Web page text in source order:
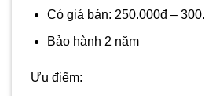
Có giá bán: 250.000đ –
Bảo hành 2 năm
Ưu điểm: